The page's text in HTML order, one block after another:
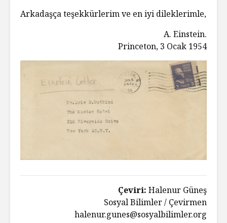
Arkadaşça teşekkürlerim ve en iyi dileklerimle,
A. Einstein.
Princeton, 3 Ocak 1954
Çeviri: Halenur Güneş
Sosyal Bilimler / Çevirmen
halenur.gunes@sosyalbilimler.org